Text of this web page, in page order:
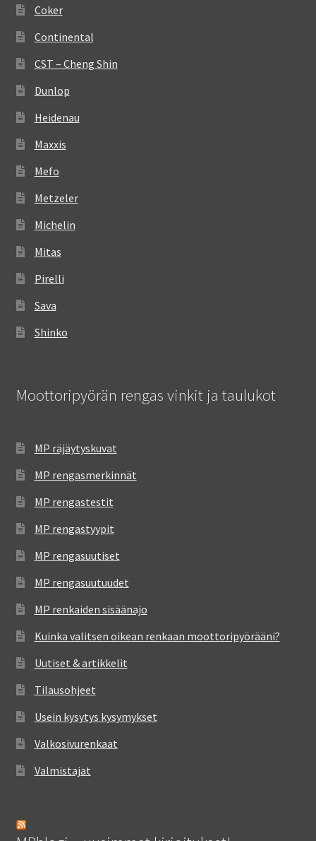
Coker
Continental
CST – Cheng Shin
Dunlop
Heidenau
Maxxis
Mefo
Metzeler
Michelin
Mitas
Pirelli
Sava
Shinko
Moottoripyörän rengas vinkit ja taulukot
MP räjäytyskuvat
MP rengasmerkinnät
MP rengastestit
MP rengastyypit
MP rengasuutiset
MP rengasuutuudet
MP renkaiden sisäänajo
Kuinka valitsen oikean renkaan moottoripyörääni?
Uutiset & artikkelit
Tilausohjeet
Usein kysytys kysymykset
Valkosivurenkaat
Valmistajat